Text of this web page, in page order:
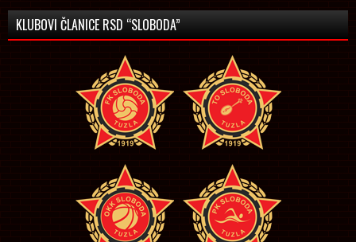
KLUBOVI ČLANICE RSD “SLOBODA”